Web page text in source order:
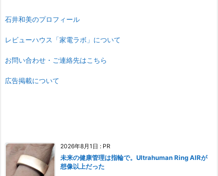
石井和美のプロフィール
レビューハウス「家電ラボ」について
お問い合わせ・ご連絡先はこちら
広告掲載について
2026年8月1日 : PR
未来の健康管理は指輪で。Ultrahuman Ring AIRが
想像以上だった